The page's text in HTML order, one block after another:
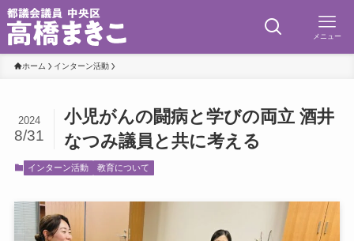
メニュー
ホーム インターン活動
小児がんの闘病と学びの両立 酒井
なつみ議員と共に考える
2024
8/31
インターン活動 教育について